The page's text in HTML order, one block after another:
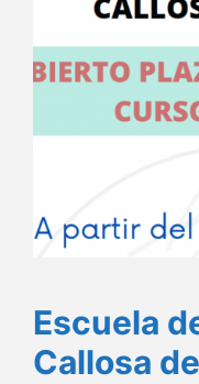
Escuela
Callosa